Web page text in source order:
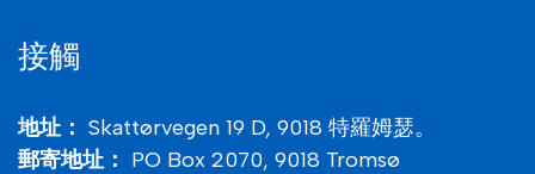
接觸
地址： Skattørvegen 19 D, 9018 特羅姆瑟。
郵寄地址： PO Box 2070, 9018 Tromsø